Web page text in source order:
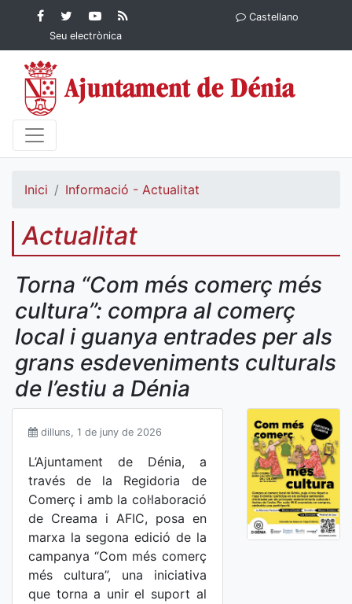
Contingut principalFacebook
Ajuntament de Dénia
Twitter
Ajuntament de
Dénia
YouTube
Ajuntament
de Dénia
Ajuntament
Seu electrònica
Castellano
Inici Informació - Actualitat
Actualitat
Torna “Com més comerç més
cultura”: compra al comerç
local i guanya entrades per als
grans esdeveniments culturals
de l’estiu a Dénia
dilluns, 1 de juny de 2026
L’Ajuntament de Dénia, a
través de la Regidoria de
Comerç i amb la col·laboració
de Creama i AFIC, posa en
marxa la segona edició de la
campanya “Com més comerç
més cultura”, una iniciativa
que torna a unir el suport al